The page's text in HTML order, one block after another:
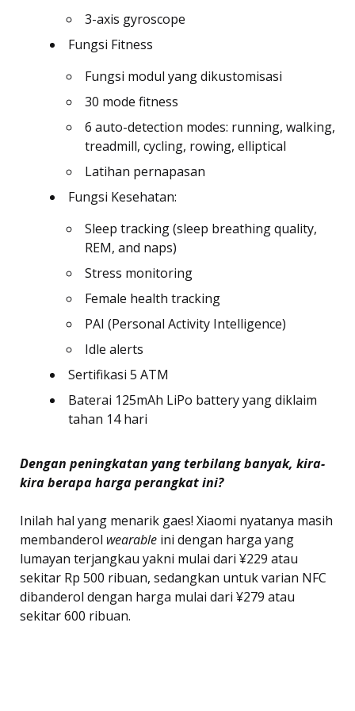
3-axis gyroscope
Fungsi Fitness
Fungsi modul yang dikustomisasi
30 mode fitness
6 auto-detection modes: running, walking,
treadmill, cycling, rowing, elliptical
Latihan pernapasan
Fungsi Kesehatan:
Sleep tracking (sleep breathing quality,
REM, and naps)
Stress monitoring
Female health tracking
PAI (Personal Activity Intelligence)
Idle alerts
Sertifikasi 5 ATM
Baterai 125mAh LiPo battery yang diklaim
tahan 14 hari
Dengan peningkatan yang terbilang banyak, kira-
kira berapa harga perangkat ini?
Inilah hal yang menarik gaes! Xiaomi nyatanya masih
membanderol wearable ini dengan harga yang
lumayan terjangkau yakni mulai dari ¥229 atau
sekitar Rp 500 ribuan, sedangkan untuk varian NFC
dibanderol dengan harga mulai dari ¥279 atau
sekitar 600 ribuan.